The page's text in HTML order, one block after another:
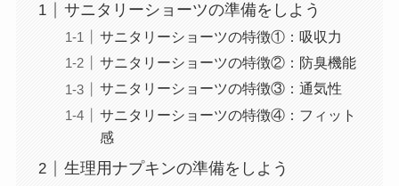
サニタリーショーツの準備をしよう
サニタリーショーツの特徴①：吸収力
サニタリーショーツの特徴②：防臭機能
サニタリーショーツの特徴③：通気性
サニタリーショーツの特徴④：フィット
感
生理用ナプキンの準備をしよう